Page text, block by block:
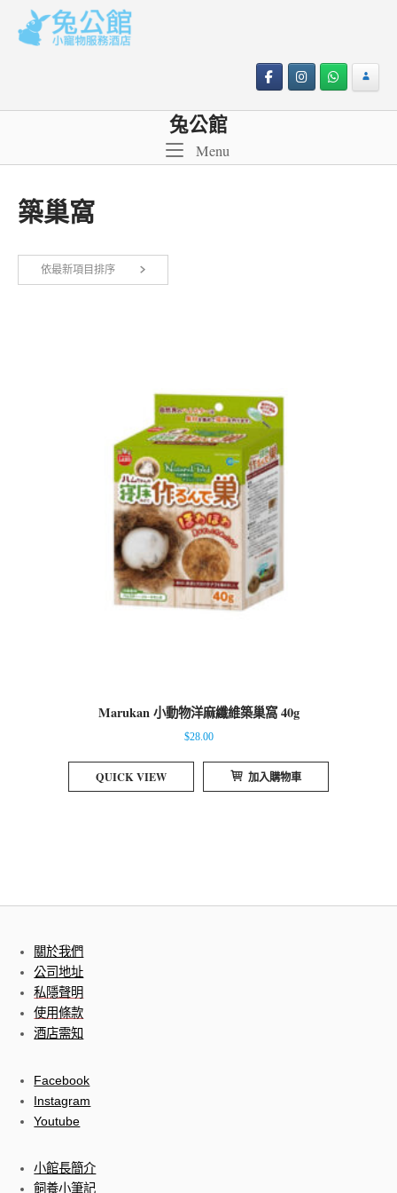
content
兔公館
MenuMenu
築巢窩
依最新項目排序
Marukan 小動物洋麻纖維築巢窩 40g
$28.00
QUICK VIEW 加入購物車
關於我們
公司地址
私隱聲明
使用條款
酒店需知
Facebook
Instagram
Youtube
小館長簡介
飼養小筆記